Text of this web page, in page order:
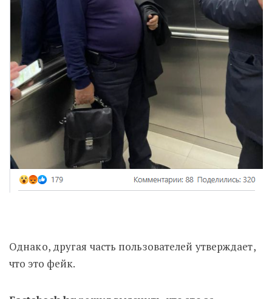
Однако, другая часть пользователей утверждает,
что это фейк.